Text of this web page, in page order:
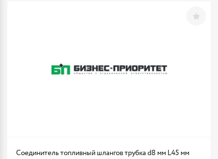
Соединитель топливный шлангов трубка d8 мм L45 мм